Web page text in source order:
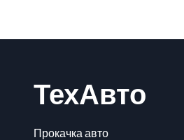
ТехАвто
Прокачка авто